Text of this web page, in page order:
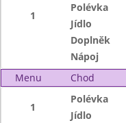
1
Polévka
Jídlo
Doplněk
Nápoj
Menu
Chod
1
Polévka
Jídlo